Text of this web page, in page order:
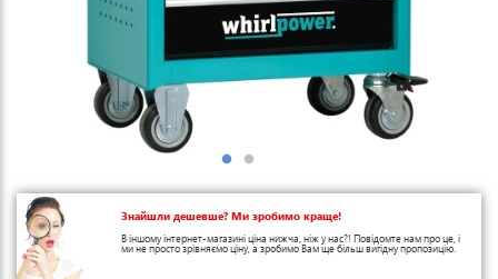
Знайшли дешевше? Ми зробимо краще!
В іншому інтернет-магазині ціна нижча, ніж у нас?! Повідомте нам про це, і
ми не просто зрівняємо ціну, а зробимо Вам ще більш вигідну пропозицію.